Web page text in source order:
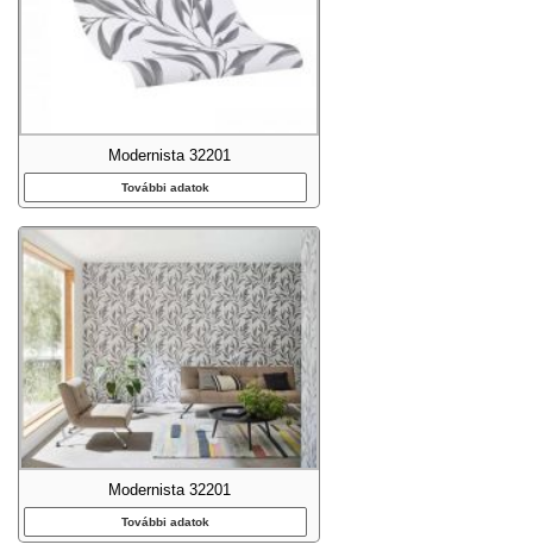
Modernista 32201
További adatok
Modernista 32201
További adatok